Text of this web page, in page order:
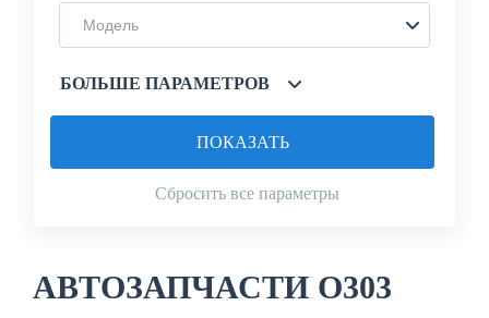
Модель
БОЛЬШЕ ПАРАМЕТРОВ
Сбросить все параметры
ПОКАЗАТЬ
АВТОЗАПЧАСТИ O303